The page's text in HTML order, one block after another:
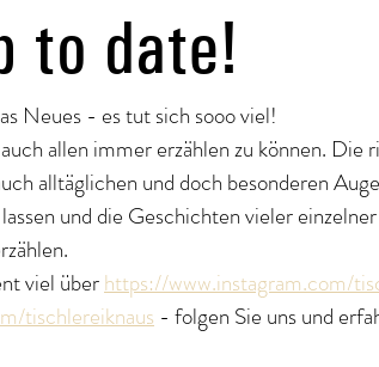
to date!
Neues - es tut sich sooo viel!
allen immer erzählen zu können. Die
alltäglichen und doch besonderen
und die Geschichten vieler
viel über https://www.instagram.com/
tischlereiknaus - folgen Sie uns und